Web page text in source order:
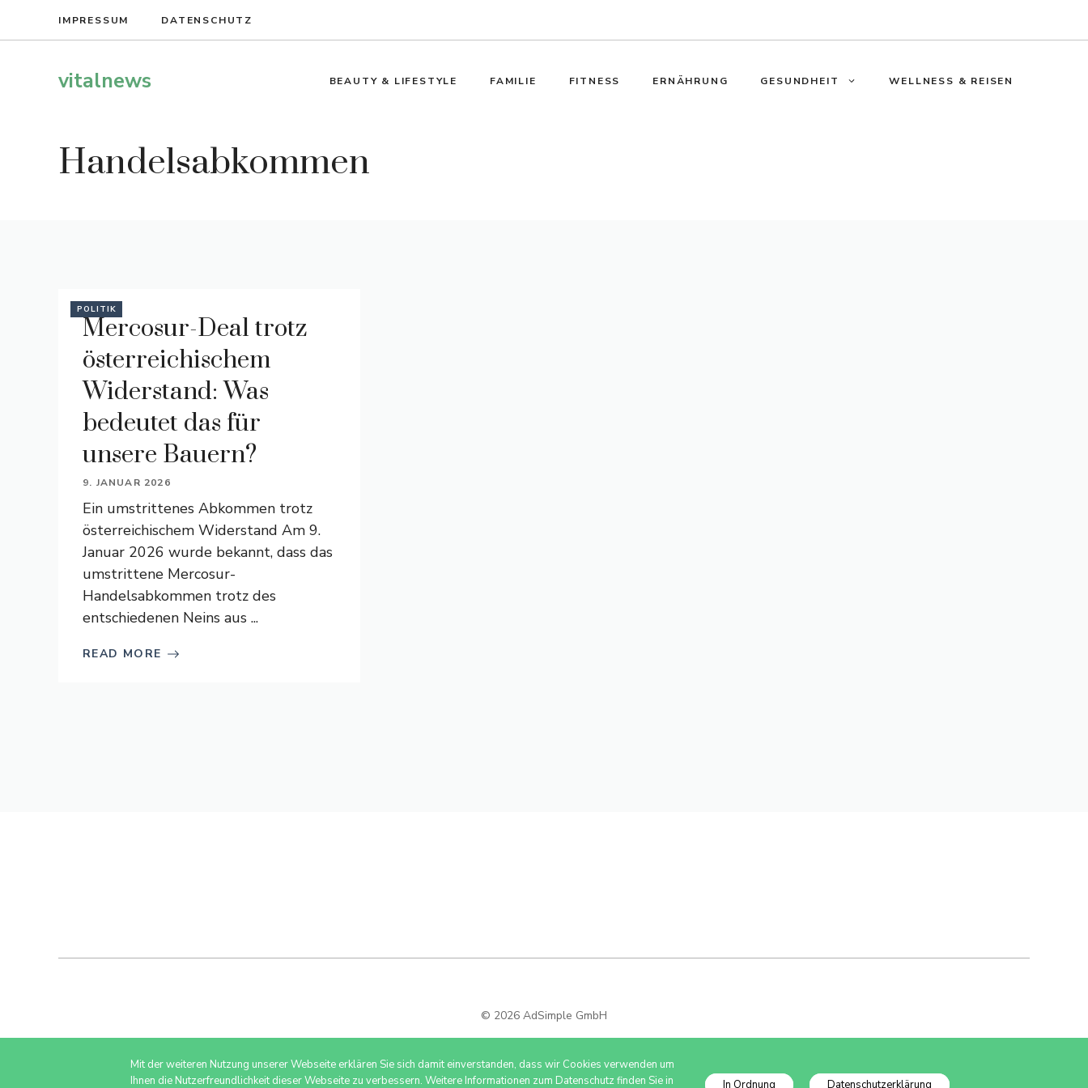
IMPRESSUM DATENSCHUTZ
vitalnews BEAUTY & LIFESTYLE FAMILIE FITNESS ERNÄHRUNG GESUNDHEIT WELLNESS & REISEN
Handelsabkommen
POLITIK
Mercosur-Deal trotz
österreichischem
Widerstand: Was
bedeutet das für
unsere Bauern?
9. JANUAR 2026
Ein umstrittenes Abkommen trotz
österreichischem Widerstand Am 9.
Januar 2026 wurde bekannt, dass das
umstrittene Mercosur-
Handelsabkommen trotz des
entschiedenen Neins aus ...
READ MORE
© 2026 AdSimple GmbH
Mit der weiteren Nutzung unserer Webseite erklären Sie sich damit einverstanden, dass wir Cookies verwenden um
Ihnen die Nutzerfreundlichkeit dieser Webseite zu verbessern. Weitere Informationen zum Datenschutz finden Sie in
In Ordnung Datenschutzerklärung